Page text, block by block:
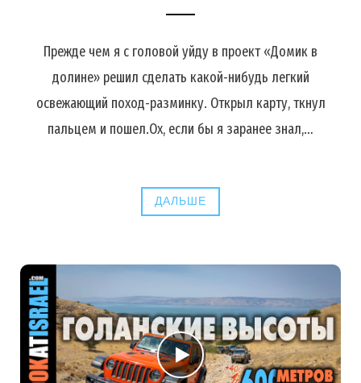
Прежде чем я с головой уйду в проект «Домик в
долине» решил сделать какой-нибудь легкий
освежающий поход-разминку. Открыл карту, ткнул
пальцем и пошел.Ох, если бы я заранее знал,…
ДАЛЬШЕ